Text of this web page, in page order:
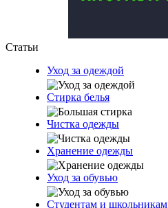
Статьи
Уход за одеждой
Стирка белья
Чистка одежды
Хранение одежды
Уход за обувью
Студентам и школьникам